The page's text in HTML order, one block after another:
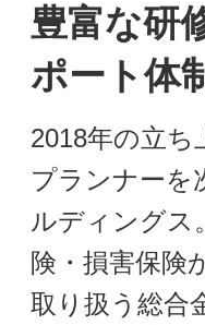
豊富な研
ポート体
2018年の立
プランナーを
ルディングス
険・損害保険
取り扱う総合